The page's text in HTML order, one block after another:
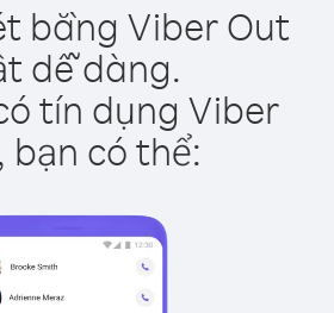
bằng Viber Out
dễ dàng.
tín dụng Viber
bạn có thể: